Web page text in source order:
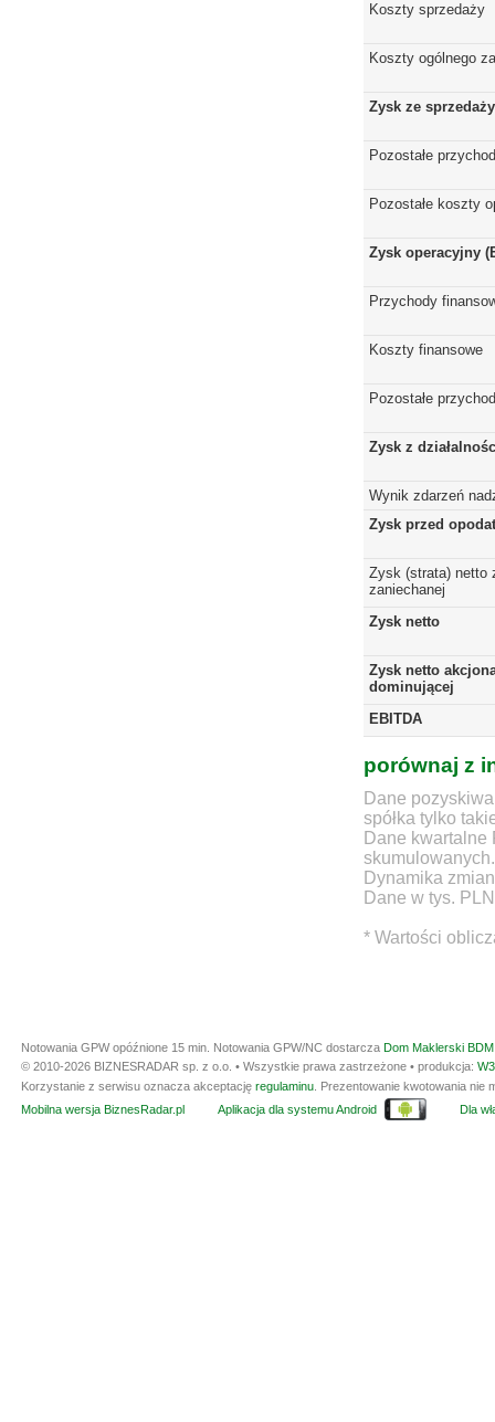
Koszty sprzedaży
Koszty ogólnego
Zysk ze sprzedaży
Pozostałe
Pozostałe koszty
Zysk operacyjny
Przychody
Koszty finansowe
Pozostałe
Zysk z
Wynik zdarzeń
Zysk przed
Zysk (strata) netto
zaniechanej
Zysk netto
Zysk netto
dominującej
EBITDA
porównaj z
Dane
spółka tylko
Dane
skumulowanych.
Dynamika
Dane w tys. PLN
* Wartości
Notowania GPW opóźnione 15 min. Notowania GPW/NC dostarcza Dom Maklerski
© 2010-2026 BIZNESRADAR sp. z o.o. • Wszystkie prawa zastrzeżone • produkcja:
Korzystanie z serwisu oznacza akceptację regulaminu . Prezentowanie kwotowania
Mobilna wersja BiznesRadar.pl
Aplikacja dla systemu Android Dla